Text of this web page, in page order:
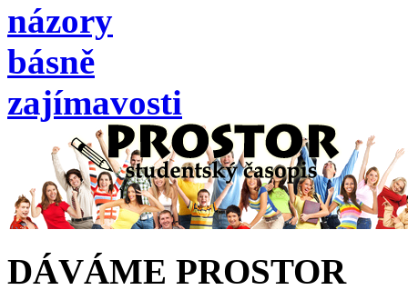
názory
básně
zajímavosti
DÁVÁME PROSTOR